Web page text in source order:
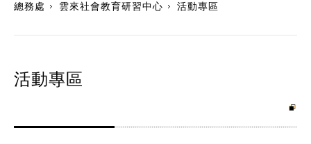
總務處 雲來社會教育研習中心 活動專區
活動專區